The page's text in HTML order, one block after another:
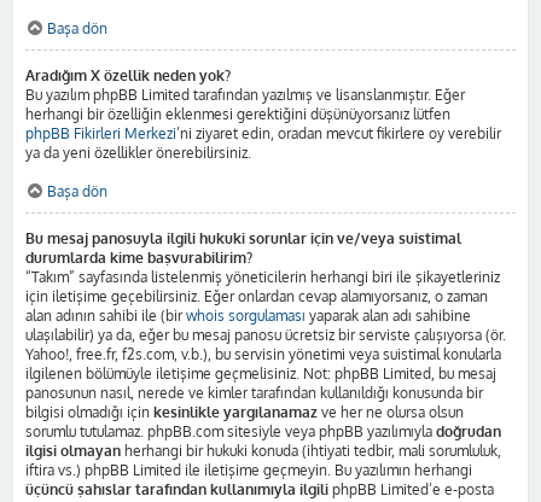
Başa dön
Aradığım X özellik neden yok?
Bu yazılım phpBB Limited tarafından yazılmış ve lisanslanmıştır. Eğer
herhangi bir özelliğin eklenmesi gerektiğini düşünüyorsanız lütfen
phpBB Fikirleri Merkezi’ni ziyaret edin, oradan mevcut fikirlere oy verebilir
ya da yeni özellikler önerebilirsiniz.
Başa dön
Bu mesaj panosuyla ilgili hukuki sorunlar için ve/veya suistimal
durumlarda kime başvurabilirim?
“Takım” sayfasında listelenmiş yöneticilerin herhangi biri ile şikayetleriniz
için iletişime geçebilirsiniz. Eğer onlardan cevap alamıyorsanız, o zaman
alan adının sahibi ile (birwhois sorgulaması yaparak alan adı sahibine
ulaşılabilir) ya da, eğer bu mesaj panosu ücretsiz bir serviste çalışıyorsa (ör.
Yahoo!, free.fr, f2s.com, v.b.), bu servisin yönetimi veya suistimal konularla
ilgilenen bölümüyle iletişime geçmelisiniz. Not: phpBB Limited, bu mesaj
panosunun nasıl, nerede ve kimler tarafından kullanıldığı konusunda bir
bilgisi olmadığı için kesinlikle yargılanamaz ve her ne olursa olsun
sorumlu tutulamaz. phpBB.com sitesiyle veya phpBB yazılımıyla doğrudan
ilgisi olmayan herhangi bir hukuki konuda (ihtiyati tedbir, mali sorumluluk,
iftira vs.) phpBB Limited ile iletişime geçmeyin. Bu yazılımın herhangi
üçüncü şahıslar tarafından kullanımıyla ilgili phpBB Limited’e e-posta